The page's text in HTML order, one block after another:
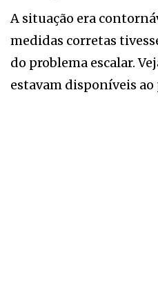
A situação era
medidas corretas
do problema escalar.
estavam disponíveis